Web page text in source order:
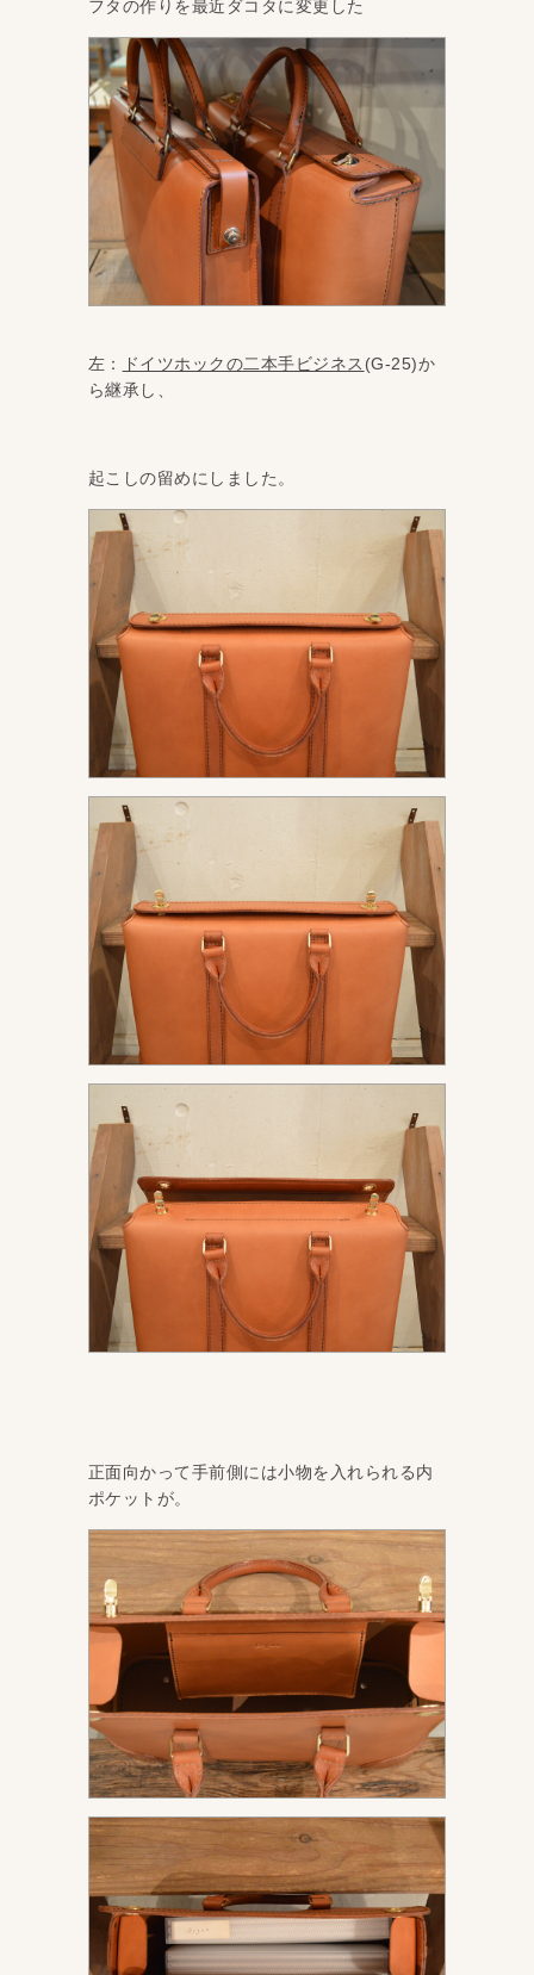
フタの作りを最近ダコタに変更した
左： ドイツホックの二本手ビジネス (G-25)か
ら継承し、
起こしの留めにしました。
正面向かって手前側には小物を入れられる内
ポケットが。